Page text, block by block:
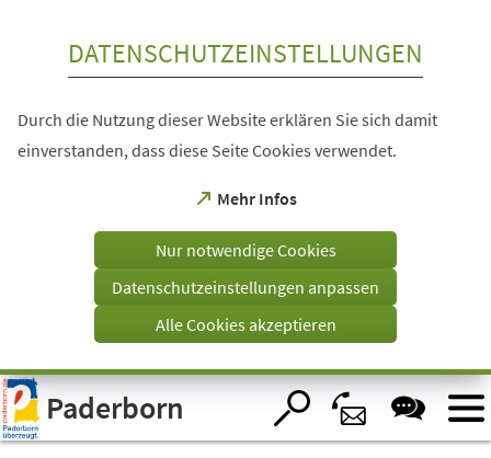
Visuelle
Assistenzsoftware
öffnen.
DATENSCHUTZEINSTELLUNGEN
Durch die Nutzung dieser Website erklären Sie sich damit
einverstanden, dass diese Seite Cookies verwendet.
Mehr Infos
(Öffnet
einem
Tab)
Nur notwendige Cookies
Datenschutzeinstellungen anpassen
Alle Cookies akzeptieren
Paderborn